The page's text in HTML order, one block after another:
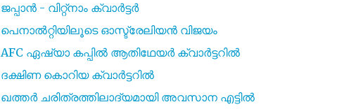
ജപ്പാൻ - വിറ്റ്നാം ക്വാർട്ടർ
പെനാൽറ്റിയിലൂടെ ഓസ്ട്രേലിയൻ വിജയം
AFC ഏഷ്യാ കപ്പിൽ ആതിഥേയർ ക്വാർട്ടറിൽ
ദക്ഷിണ കൊറിയ ക്വാർട്ടറിൽ
ഖത്തർ ചരിത്രത്തിലാദ്യമായി അവസാന എട്ടിൽ